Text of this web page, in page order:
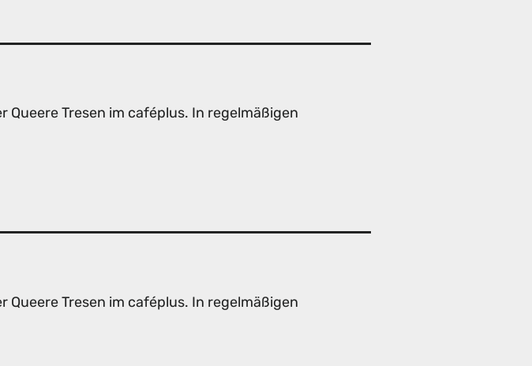
Queere Tresen im caféplus. In regelmäßigen
Queere Tresen im caféplus. In regelmäßigen